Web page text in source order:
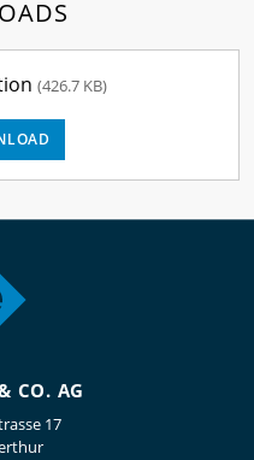
(426.7 KB)
CO. AG
17